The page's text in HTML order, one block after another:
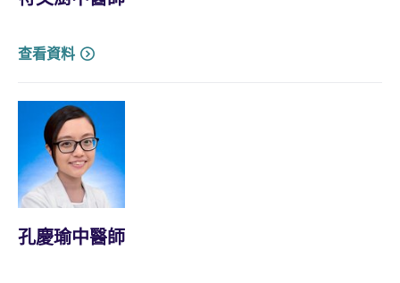
查看資料
孔慶瑜中醫師